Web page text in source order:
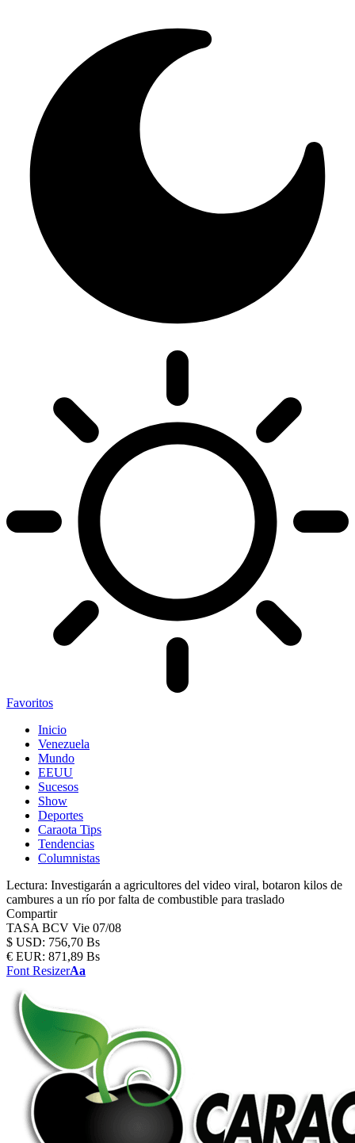
Favoritos
Inicio
Venezuela
Mundo
EEUU
Sucesos
Show
Deportes
Caraota Tips
Tendencias
Columnistas
Lectura: Investigarán a agricultores del video viral, botaron kilos de
cambures a un río por falta de combustible para traslado
Compartir
TASA BCV Vie 07/08
$ USD: 756,70 Bs
€ EUR: 871,89 Bs
Font ResizerAa